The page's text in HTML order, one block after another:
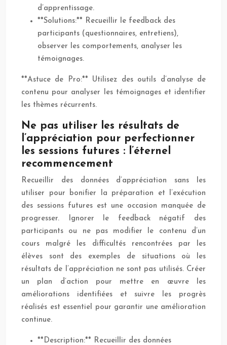
d’apprentissage.
**Solutions:** Recueillir le feedback des
participants (questionnaires, entretiens),
observer les comportements, analyser les
témoignages.
**Astuce de Pro:** Utilisez des outils d’analyse de
contenu pour analyser les témoignages et identifier
les thèmes récurrents.
Ne pas utiliser les résultats de
l’appréciation pour perfectionner
les sessions futures : l’éternel
recommencement
Recueillir des données d’appréciation sans les
utiliser pour bonifier la préparation et l’exécution
des sessions futures est une occasion manquée de
progresser. Ignorer le feedback négatif des
participants ou ne pas modifier le contenu d’un
cours malgré les difficultés rencontrées par les
élèves sont des exemples de situations où les
résultats de l’appréciation ne sont pas utilisés. Créer
un plan d’action pour mettre en œuvre les
améliorations identifiées et suivre les progrès
réalisés est essentiel pour garantir une amélioration
continue.
**Description:** Recueillir des données